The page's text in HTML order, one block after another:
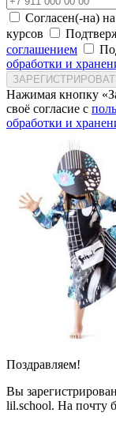
Согласен(-на)
курсов
соглашением
обработки и
Нажимая кнопку
своё согласие с
обработки и
Поздравляем!
Вы
lil.school. На почту